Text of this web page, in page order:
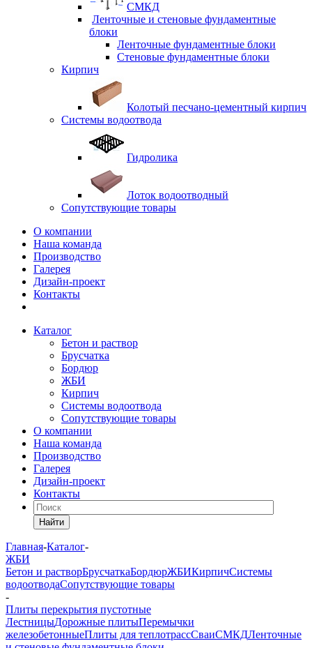
СМКД
Ленточные и стеновые фундаментные
блоки
Ленточные фундаментные блоки
Стеновые фундаментные блоки
Кирпич
Колотый песчано-цементный кирпич
Системы водоотвода
Гидролика
Лоток водоотводный
Сопутствующие товары
О компании
Наша команда
Производство
Галерея
Дизайн-проект
Контакты
Каталог
Бетон и раствор
Брусчатка
Бордюр
ЖБИ
Кирпич
Системы водоотвода
Сопутствующие товары
О компании
Наша команда
Производство
Галерея
Дизайн-проект
Контакты
Найти
Главная-Каталог-
ЖБИ
Бетон и растворБрусчаткаБордюрЖБИКирпичСистемы
водоотводаСопутствующие товары
-
Плиты перекрытия пустотные
ЛестницыДорожные плитыПеремычки
железобетонныеПлиты для теплотрассСваиСМКДЛенточные